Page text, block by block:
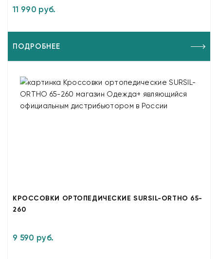
11 990 руб.
ПОДРОБНЕЕ
КРОССОВКИ ОРТОПЕДИЧЕСКИЕ SURSIL-ORTHO 65-
260
9 590 руб.